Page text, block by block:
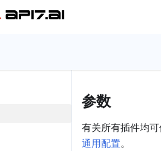
参数
有关所有插件均
通用配置。